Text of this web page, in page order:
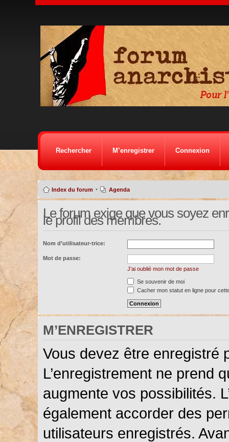
Rechercher M’enregistrer Connexion
Index du forum • Agenda
Le forum exige que vous soyez
le profil des membres.
Nom d’utilisateur-trice:
Mot de passe:
J’ai oublié mon mot de passe
Se souvenir de moi
Cacher mon statut en ligne pour
M’ENREGISTRER
Vous devez être enregistré
L’enregistrement ne prend
augmente vos possibilités.
également accorder des
utilisateurs enregistrés.